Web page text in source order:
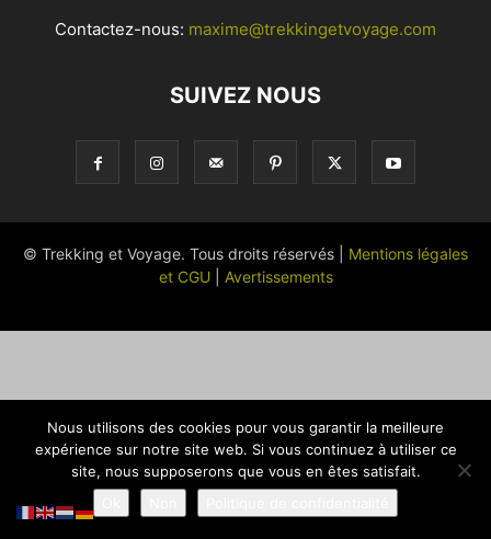
Contactez-nous: maxime@trekkingetvoyage.com
SUIVEZ NOUS
© Trekking et Voyage. Tous droits réservés | Mentions légales
et CGU
Avertissements
Nous utilisons des cookies pour vous garantir la meilleure
expérience sur notre site web. Si vous continuez à utiliser ce
site, nous supposerons que vous en êtes satisfait.